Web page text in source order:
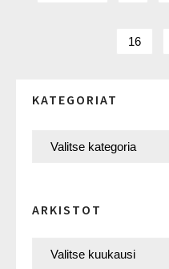
16
KATEGORIAT
ARKISTOT